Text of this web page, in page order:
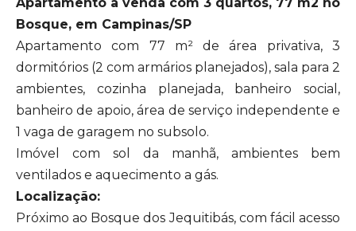
Bosque, em Campinas/SP
Apartamento com 77 m² de área privativa, 3
dormitórios (2 com armários planejados), sala para 2
ambientes, cozinha planejada, banheiro social,
banheiro de apoio, área de serviço independente e
1 vaga de garagem no subsolo.
Imóvel com sol da manhã, ambientes bem
ventilados e aquecimento a gás.
Localização:
Próximo ao Bosque dos Jequitibás, com fácil acesso